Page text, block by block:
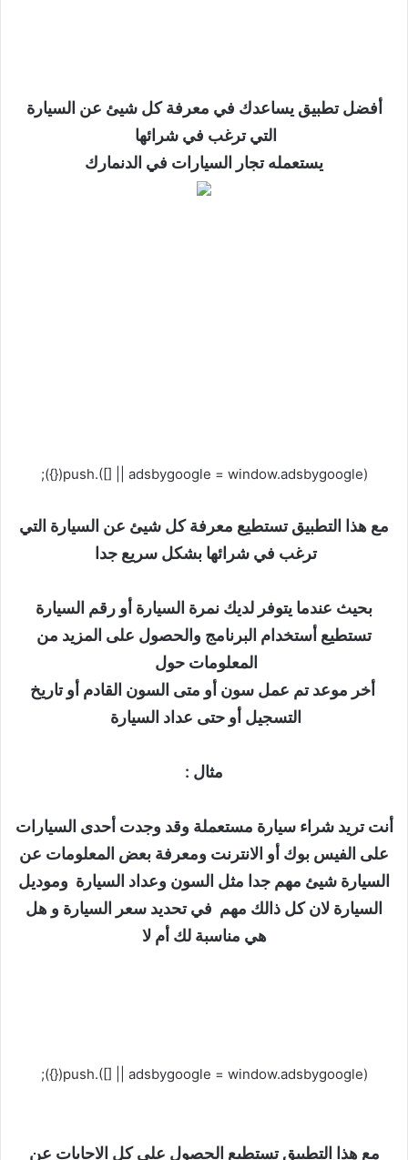
أفضل تطبيق يساعدك في معرفة كل شيئ عن السيارة
التي ترغب في شرائها
يستعمله تجار السيارات في الدنمارك
(adsbygoogle = window.adsbygoogle || []).push({});
مع هذا التطبيق تستطيع معرفة كل شيئ عن السيارة التي
ترغب في شرائها بشكل سريع جدا
بحيث عندما يتوفر لديك نمرة السيارة أو رقم السيارة
تستطيع أستخدام البرنامج والحصول على المزيد من
المعلومات حول
أخر موعد تم عمل سون أو متى السون القادم أو تاريخ
التسجيل أو حتى عداد السيارة
مثال :
أنت تريد شراء سيارة مستعملة وقد وجدت أحدى السيارات
على الفيس بوك أو الانترنت ومعرفة بعض المعلومات عن
السيارة شيئ مهم جدا مثل السون وعداد السيارة وموديل
السيارة لان كل ذالك مهم في تحديد سعر السيارة و هل
هي مناسبة لك أم لا
(adsbygoogle = window.adsbygoogle || []).push({});
مع هذا التطبيق تستطيع الحصول على كل الاجابات عن